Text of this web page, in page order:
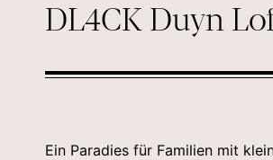
DL4CK Duyn
Ein Paradies für Familien mit